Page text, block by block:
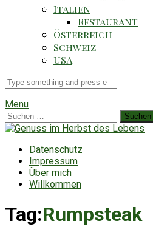
Italien
Restaurant
Österreich
Schweiz
USA
Suche
für
Menu
Suchen
nach:
Datenschutz
Impressum
Über mich
Willkommen
Tag:Rumpsteak